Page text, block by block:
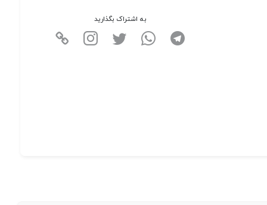
به اشتراک بگذارید